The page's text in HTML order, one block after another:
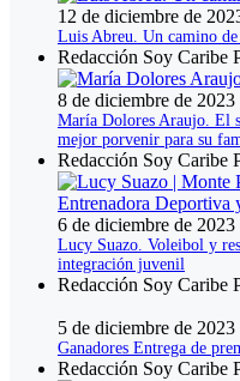
12 de diciembre de
Luis Abreu. Un camino
Redacción Soy Caribe
8 de diciembre de 2023
María Dolores Araujo. El
mejor porvenir para su
Redacción Soy Caribe
6 de diciembre de 2023
Lucy Suazo. Voleibol y
integración juvenil
Redacción Soy Caribe
5 de diciembre de 2023
Ganadores Entrega de
Redacción Soy Caribe